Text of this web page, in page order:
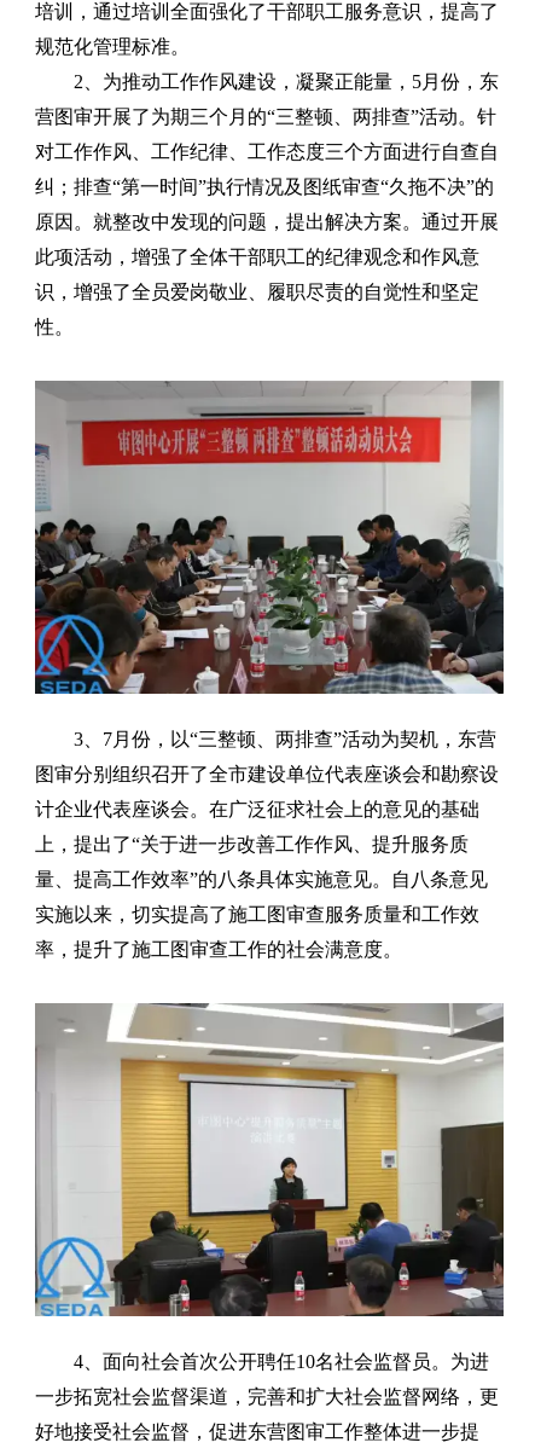
培训，通过培训全面强化了干部职工服务意识，提高了
规范化管理标准。
2、为推动工作作风建设，凝聚正能量，5月份，东
营图审开展了为期三个月的“三整顿、两排查”活动。 针
对工作作风、工作纪律、工作态度三个方面进行自查自
纠；排查“第一时间”执行情况及图纸审查“久拖不决”的
原因。就整改中发现的问题，提出解决方案。通过开展
此项活动，增强了全体干部职工的纪律观念和作风意
识，增强了全员爱岗敬业、履职尽责的自觉性和坚定
性。
3、7月份，以“三整顿、两排查”活动为契机，东营
图审分别组织召开了全市建设单位代表座谈会和勘察设
计企业代表座谈会。 在广泛征求社会上的意见的基础
上，提出了“关于进一步改善工作作风、提升服务质
量、提高工作效率”的八条具体实施意见。自八条意见
实施以来，切实提高了施工图审查服务质量和工作效
率，提升了施工图审查工作的社会满意度。
4、面向社会首次公开聘任10名社会监督员。 为进
一步拓宽社会监督渠道，完善和扩大社会监督网络，更
好地接受社会监督，促进东营图审工作整体进一步提